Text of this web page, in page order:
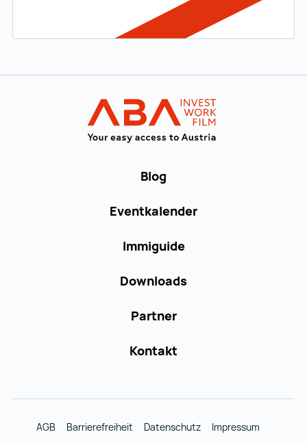
Blog
Eventkalender
Immiguide
Downloads
Partner
Kontakt
AGB Barrierefreiheit Datenschutz Impressum